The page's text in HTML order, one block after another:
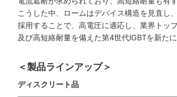
こうした中、ロームはデバイス構造を見直し
採用することで、高電圧に適応し、業界トッ
及び高短絡耐量を備えた第4世代IGBTを新たに
＜製品ラインアップ＞
ディスクリート品